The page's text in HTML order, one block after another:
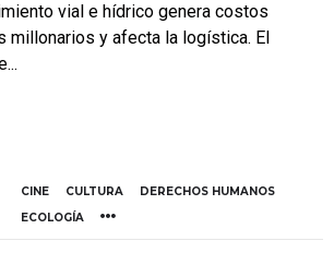
vial e hídrico genera costos
millonarios y afecta la logística. El
CINE CULTURA
DERECHOS HUMANOS
ECOLOGÍA